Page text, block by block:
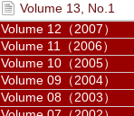
Volume 13, No.1
Volume 12（2007）
Volume 11（2006）
Volume 10（2005）
Volume 09（2004）
Volume 08（2003）